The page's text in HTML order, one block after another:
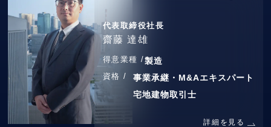
代表取締役社長
齋藤 達雄
得意業種 /製造
資格 /
事業承継・M&Aエキスパート
宅地建物取引士
詳細を見る